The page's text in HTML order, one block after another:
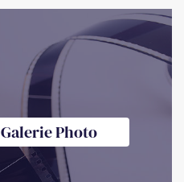
Galerie Photo